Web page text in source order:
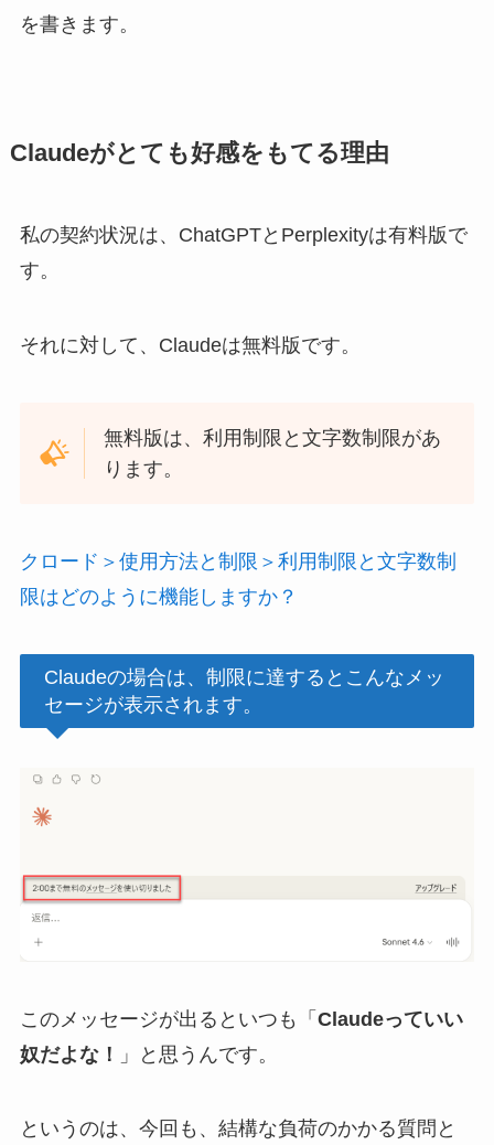
を書きます。
Claudeがとても好感をもてる理由
私の契約状況は、ChatGPTとPerplexityは有料版で
す。
それに対して、Claudeは無料版です。
無料版は、利用制限と文字数制限があ
ります。
クロード＞使用方法と制限＞利用制限と文字数制
限はどのように機能しますか？
Claudeの場合は、制限に達するとこんなメッ
セージが表示されます。
このメッセージが出るといつも「 Claudeっていい
奴だよな！
」と思うんです。
というのは、今回も、結構な負荷のかかる質問と